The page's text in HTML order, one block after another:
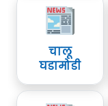
चालू
घडामोडी